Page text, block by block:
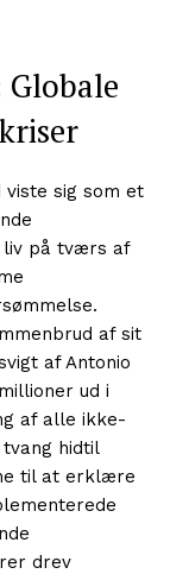
sig som et
liv på tværs af
af sit
af Antonio
ud i
af alle ikke-
hidtil
til at erklære
drev